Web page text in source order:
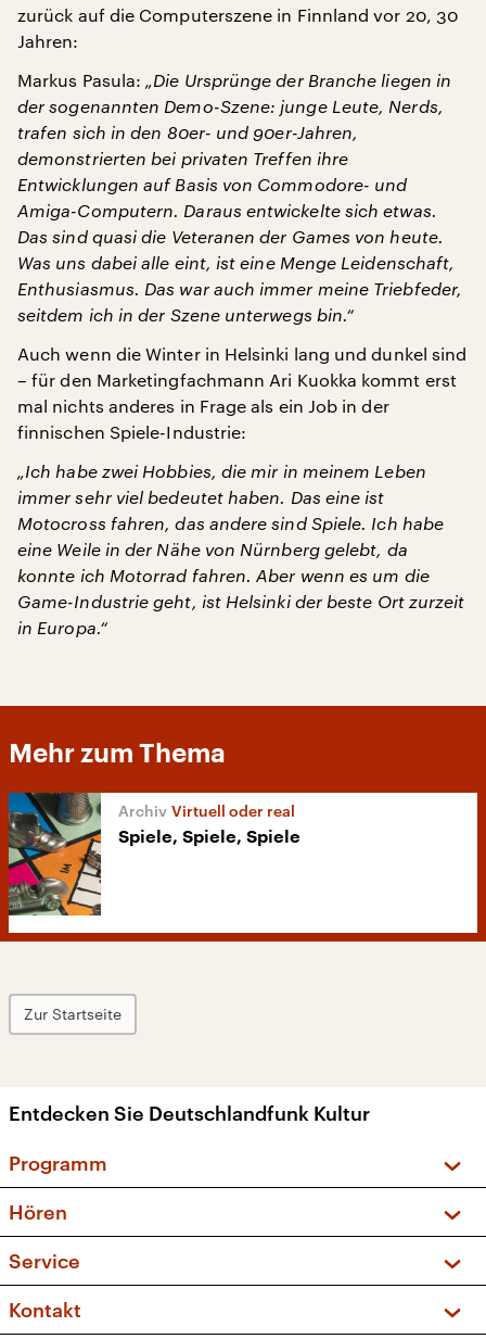
zurück auf die Computerszene in Finnland vor 20, 30
Jahren:
Markus Pasula: „Die Ursprünge der Branche liegen in
der sogenannten Demo-Szene: junge Leute, Nerds,
trafen sich in den 80er- und 90er-Jahren,
demonstrierten bei privaten Treffen ihre
Entwicklungen auf Basis von Commodore- und
Amiga-Computern. Daraus entwickelte sich etwas.
Das sind quasi die Veteranen der Games von heute.
Was uns dabei alle eint, ist eine Menge Leidenschaft,
Enthusiasmus. Das war auch immer meine Triebfeder,
seitdem ich in der Szene unterwegs bin.“
Auch wenn die Winter in Helsinki lang und dunkel sind
– für den Marketingfachmann Ari Kuokka kommt erst
mal nichts anderes in Frage als ein Job in der
finnischen Spiele-Industrie:
„Ich habe zwei Hobbies, die mir in meinem Leben
immer sehr viel bedeutet haben. Das eine ist
Motocross fahren, das andere sind Spiele. Ich habe
eine Weile in der Nähe von Nürnberg gelebt, da
konnte ich Motorrad fahren. Aber wenn es um die
Game-Industrie geht, ist Helsinki der beste Ort zurzeit
in Europa.“
Mehr zum Thema
Virtuell oder real
Spiele, Spiele, Spiele
Zur Startseite
Entdecken Sie Deutschlandfunk Kultur
Programm
Sendungen und Podcasts
Musikliste
Kakadu – Das Kinderprogramm
Hören
Frequenzen (UKW + DAB+)
Service
FAQ
Kontakt